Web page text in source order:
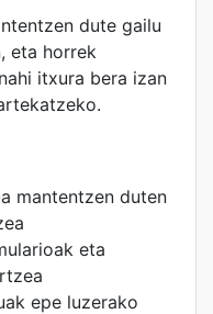
dute gailu
eta horrek
itxura bera izan
mantentzen duten
eta
epe luzerako